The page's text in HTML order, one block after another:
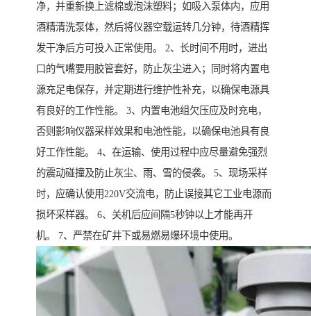
净，并重新换上滤棉或泡沫塑料；如吸入泵体内，应用
酒精清洗泵体，然后将仪器空载运转几分钟，待酒精挥
发干净后方可投入正常使用。 2、长时间不用时，进出
口的气嘴要用胶管套好，防止灰尘进入；同时将内置电
源充足电保存，并定期进行维护性补充，以确保电源具
有良好的工作性能。 3、内置电池组欠压应及时充电，
否则影响仪器采样效果和电池性能，以确保电池具有良
好工作性能。 4、在运输、使用过程中应尽量避免强烈
的震动碰撞及防止灰尘、雨、雪的侵袭。 5、现场采样
时，应确认使用220V交流电，防止误接其它工业电源而
损坏采样器。 6、关机后应间隔5秒钟以上才能再开
机。 7、严禁在矿井下或易燃易爆环境中使用。